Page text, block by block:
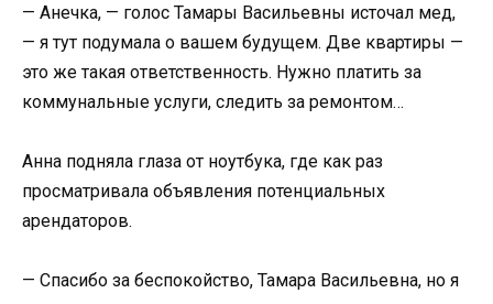
— Анечка, — голос Тамары Васильевны источал мед,
— я тут подумала о вашем будущем. Две квартиры —
это же такая ответственность. Нужно платить за
коммунальные услуги, следить за ремонтом…
Анна подняла глаза от ноутбука, где как раз
просматривала объявления потенциальных
арендаторов.
— Спасибо за беспокойство, Тамара Васильевна, но я